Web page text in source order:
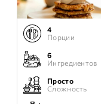
4
Порции
6
Ингредиентов
Просто
Сложность